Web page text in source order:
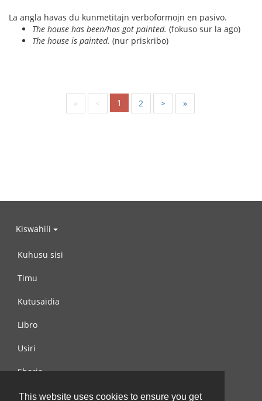
This website uses cookies to ensure you get
La angla havas du kunmetitajn verboformojn en pasivo.
The house has been/has got painted. (fokuso sur la ago)
The house is painted. (nur priskribo)
« < 1 2 > »
Kiswahili
Kuhusu sisi
Timu
Kutusaidia
Libro
Usiri
Sheria
Wasiliana na si